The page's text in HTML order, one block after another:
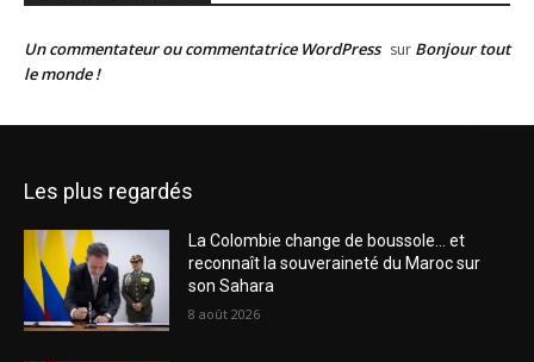
Un commentateur ou commentatrice WordPress sur Bonjour tout
le monde !
Les plus regardés
La Colombie change de boussole… et
reconnaît la souveraineté du Maroc sur
son Sahara
8 août 2026